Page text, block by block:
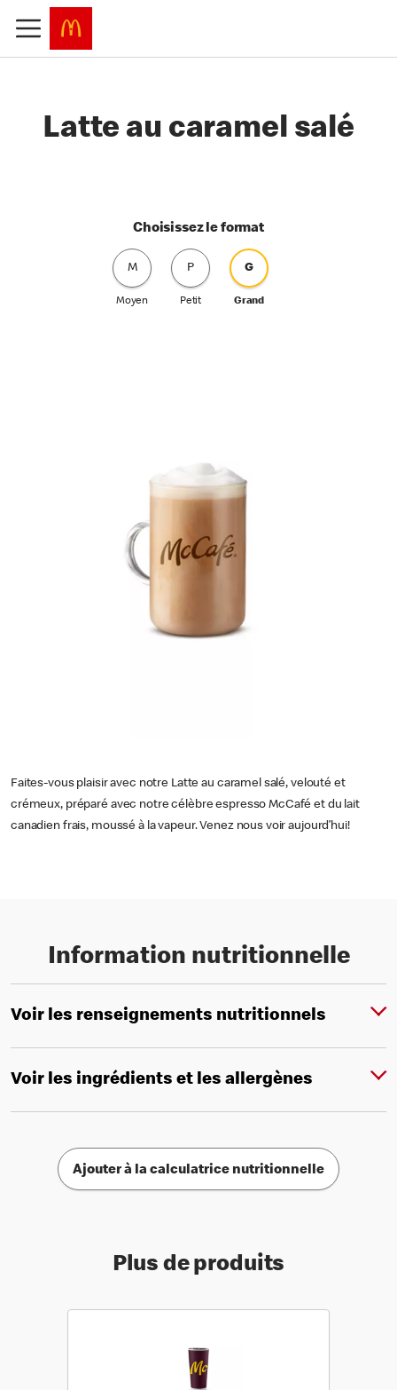
Latte au caramel salé
Choisissez le format
M
Moyen
P
Petit
G
Grand
Faites-vous plaisir avec notre Latte au caramel salé, velouté et
crémeux, préparé avec notre célèbre espresso McCafé et du lait
canadien frais, moussé à la vapeur. Venez nous voir aujourd’hui!
Information nutritionnelle
Voir les renseignements nutritionnels
Voir les ingrédients et les allergènes
Ajouter à la calculatrice nutritionnelle
Plus de produits